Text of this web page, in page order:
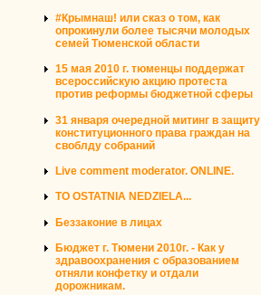
#Крымнаш! или сказ о том, как
опрокинули более тысячи молодых
семей Тюменской области
15 мая 2010 г. тюменцы поддержат
всероссийскую акцию протеста
против реформы бюджетной сферы
31 января очередной митинг в защиту
конституционного права граждан на
своблду собраний
Live comment moderator. ONLINE.
TO OSTATNIA NEDZIELA...
Беззаконие в лицах
Бюджет г. Тюмени 2010г. - Как у
здравоохранения с образованием
отняли конфетку и отдали
дорожникам.